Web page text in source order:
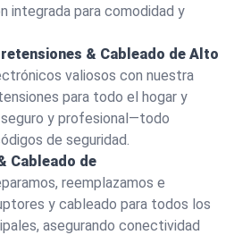
integrada para comodidad y
& Cableado de Alto
valiosos con nuestra
para todo el hogar y
y profesional—todo
de seguridad.
Cableado de
reemplazamos e
y cableado para todos los
asegurando conectividad